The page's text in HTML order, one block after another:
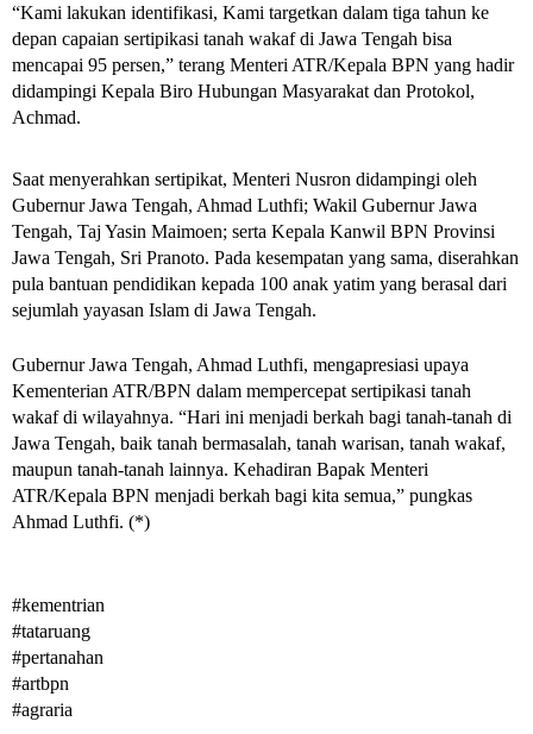
“Kami lakukan identifikasi, Kami targetkan dalam tiga tahun ke
depan capaian sertipikasi tanah wakaf di Jawa Tengah bisa
mencapai 95 persen,” terang Menteri ATR/Kepala BPN yang hadir
didampingi Kepala Biro Hubungan Masyarakat dan Protokol,
Achmad.
Saat menyerahkan sertipikat, Menteri Nusron didampingi oleh
Gubernur Jawa Tengah, Ahmad Luthfi; Wakil Gubernur Jawa
Tengah, Taj Yasin Maimoen; serta Kepala Kanwil BPN Provinsi
Jawa Tengah, Sri Pranoto. Pada kesempatan yang sama, diserahkan
pula bantuan pendidikan kepada 100 anak yatim yang berasal dari
sejumlah yayasan Islam di Jawa Tengah.
Gubernur Jawa Tengah, Ahmad Luthfi, mengapresiasi upaya
Kementerian ATR/BPN dalam mempercepat sertipikasi tanah
wakaf di wilayahnya. “Hari ini menjadi berkah bagi tanah-tanah di
Jawa Tengah, baik tanah bermasalah, tanah warisan, tanah wakaf,
maupun tanah-tanah lainnya. Kehadiran Bapak Menteri
ATR/Kepala BPN menjadi berkah bagi kita semua,” pungkas
Ahmad Luthfi. (*)
#kementrian
#tataruang
#pertanahan
#artbpn
#agraria